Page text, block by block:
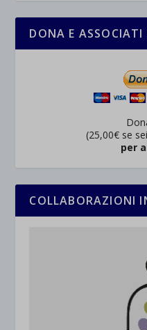
DONA E
(25,00€ se
per
COLLABORAZIONI